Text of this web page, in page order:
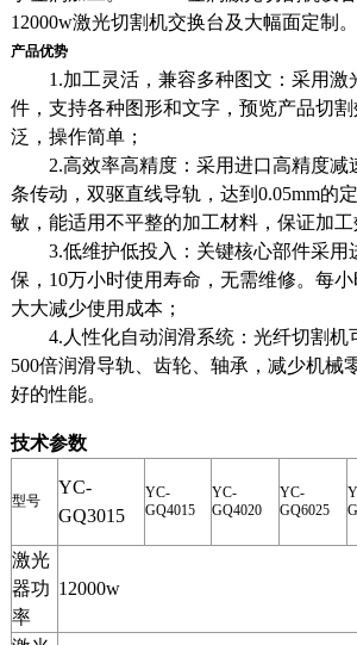
12000w激光切割机交换台及大幅面定制。
产品优势
1.加工灵活，兼容多种图文：采用激
件，支持各种图形和文字，预览产品切
泛，操作简单；
2.高效率高精度：采用进口高精度减
条传动，双驱直线导轨，达到0.05mm的
敏，能适用不平整的加工材料，保证加工
3.低维护低投入：关键核心部件采用
保，10万小时使用寿命，无需维修。每小
大大减少使用成本；
4.人性化自动润滑系统：光纤切割机
500倍润滑导轨、齿轮、轴承，减少机械
好的性能。
技术参数
型号
YC-
GQ3015
YC-
GQ4015
YC-
GQ4020
YC-
GQ6025
激光
器功
率
12000w